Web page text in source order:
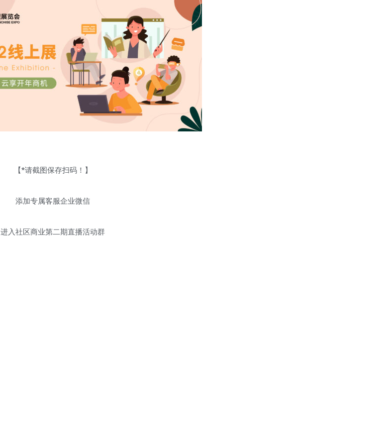
【*请截图保存扫码！】
添加专属客服企业微信
进入社区商业第二期直播活动群